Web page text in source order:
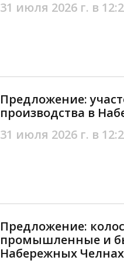
31 июля 2026 г. в
Предложение:
производства в
31 июля 2026 г. в
Предложение:
промышленные и
Набережных Челнах